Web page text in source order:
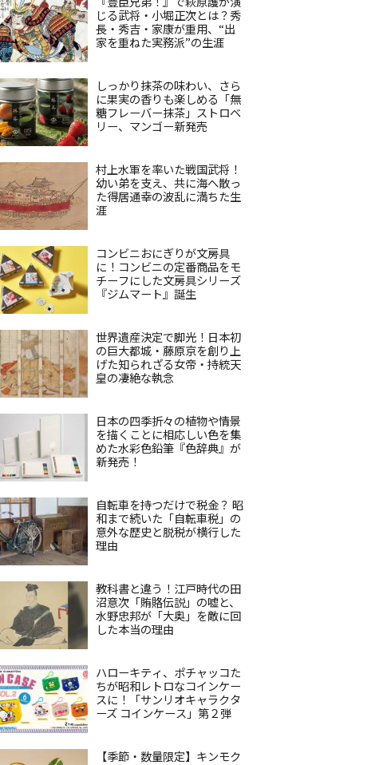
じる武将・小堀正次とは？秀
長・秀吉・家康が重用、“出
家を重ねた実務派”の生涯
しっかり抹茶の味わい、さら
に果実の香りも楽しめる「無
糖フレーバー抹茶」ストロベ
リー、マンゴー新発売
村上水軍を率いた戦国武将！
幼い弟を支え、共に海へ散っ
た得居通幸の波乱に満ちた生
涯
コンビニおにぎりが文房具
に！コンビニの定番商品をモ
チーフにした文房具シリーズ
『ジムマート』誕生
世界遺産決定で脚光！日本初
の巨大都城・藤原京を創り上
げた知られざる女帝・持統天
皇の凄絶な執念
日本の四季折々の植物や情景
を描くことに相応しい色を集
めた水彩色鉛筆『色辞典』が
新発売！
自転車を持つだけで税金？ 昭
和まで続いた「自転車税」の
意外な歴史と脱税が横行した
理由
教科書と違う！江戸時代の田
沼意次「賄賂伝説」の嘘と、
水野忠邦が「大奥」を敵に回
した本当の理由
ハローキティ、ポチャッコた
ちが昭和レトロなコインケー
スに！「サンリオキャラクタ
ーズ コインケース」第２弾
【季節・数量限定】キンモク